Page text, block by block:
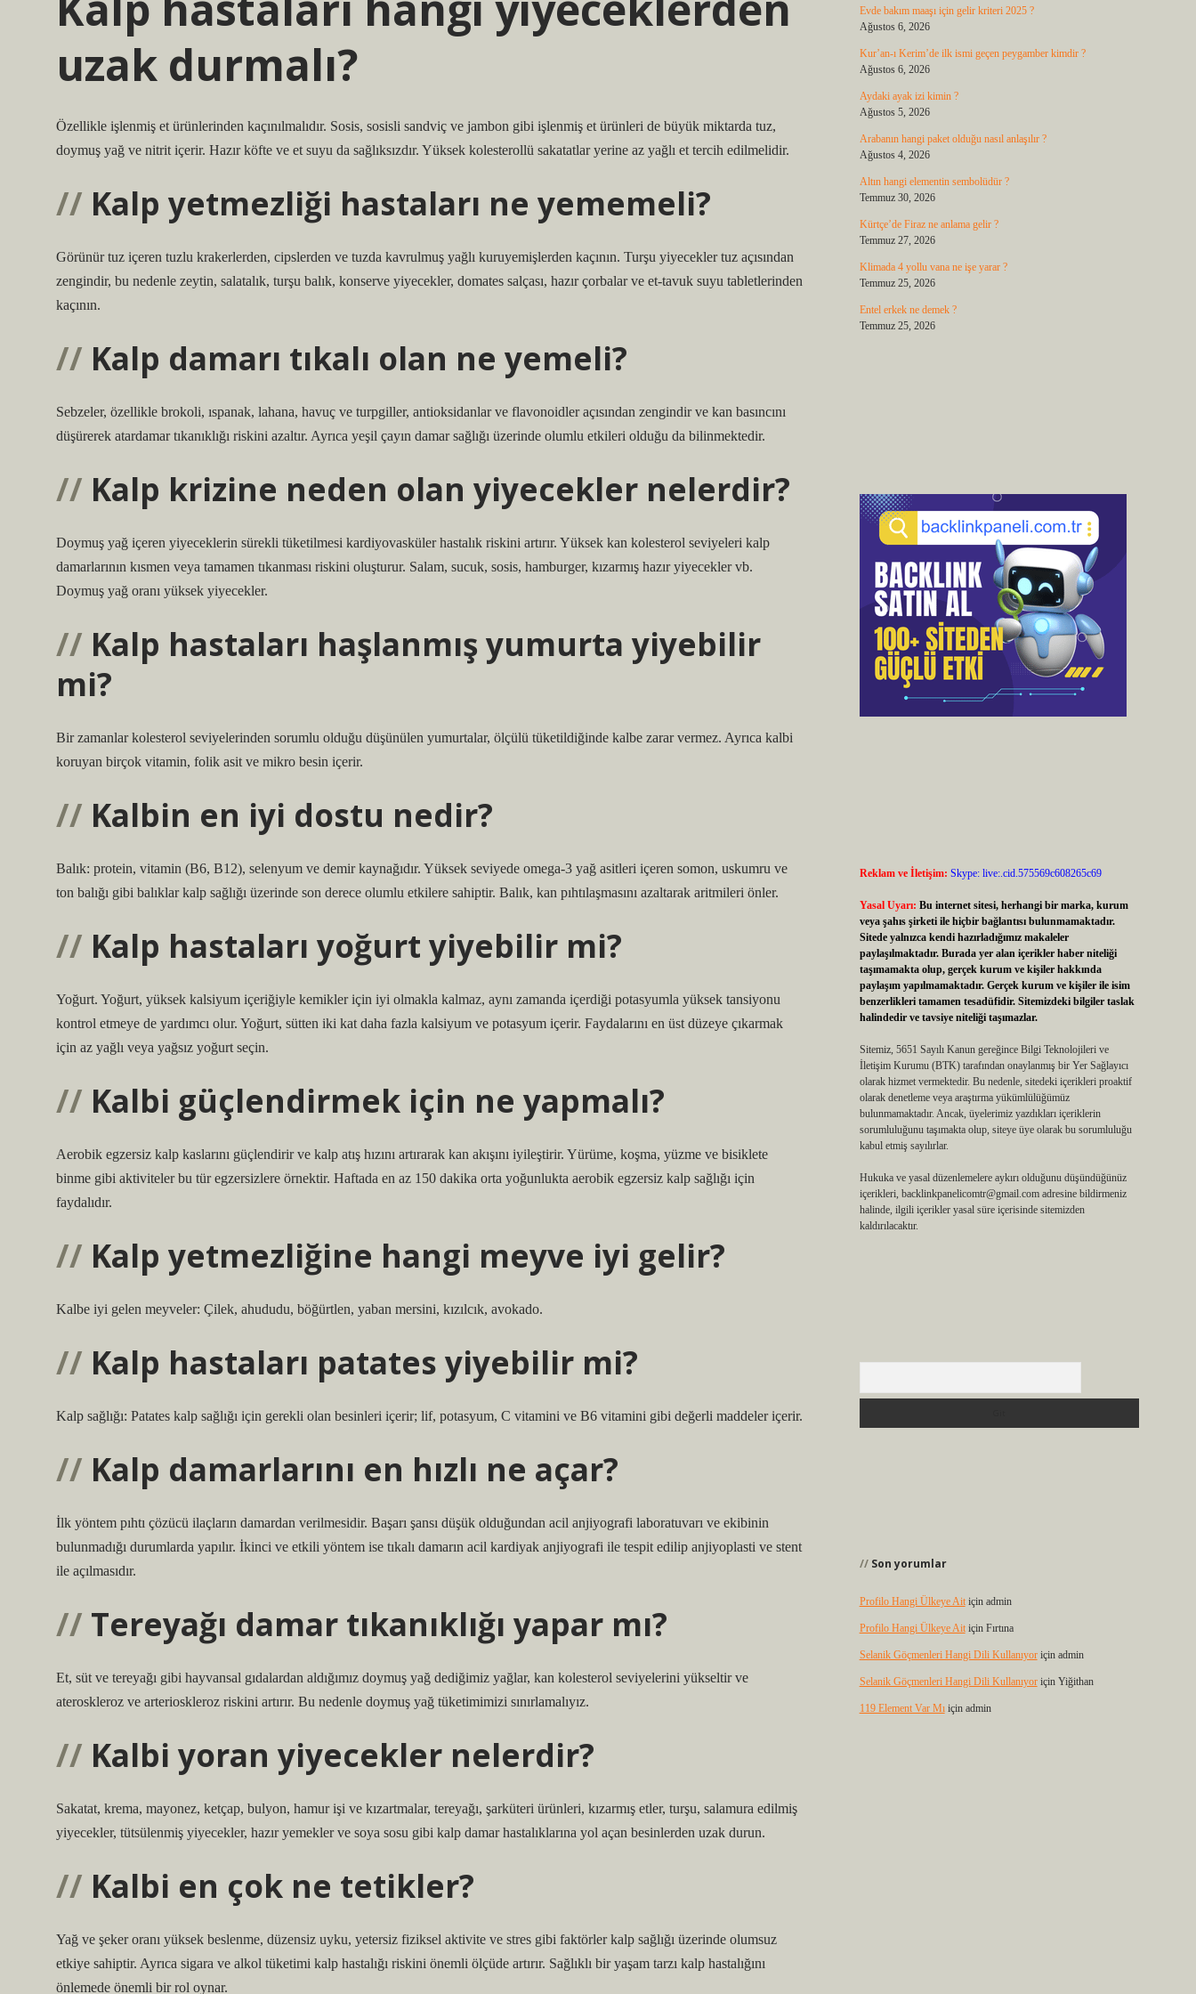
uzak durmalı?
Özellikle işlenmiş et ürünlerinden kaçınılmalıdır. Sosis, sosisli sandviç ve jambon gibi işlenmiş et ürünleri de büyük miktarda tuz,
doymuş yağ ve nitrit içerir. Hazır köfte ve et suyu da sağlıksızdır. Yüksek kolesterollü sakatatlar yerine az yağlı et tercih edilmelidir.
Kalp yetmezliği hastaları ne yememeli?
Görünür tuz içeren tuzlu krakerlerden, cipslerden ve tuzda kavrulmuş yağlı kuruyemişlerden kaçının. Turşu yiyecekler tuz açısından
zengindir, bu nedenle zeytin, salatalık, turşu balık, konserve yiyecekler, domates salçası, hazır çorbalar ve et-tavuk suyu tabletlerinden
kaçının.
Kalp damarı tıkalı olan ne yemeli?
Sebzeler, özellikle brokoli, ıspanak, lahana, havuç ve turpgiller, antioksidanlar ve flavonoidler açısından zengindir ve kan basıncını
düşürerek atardamar tıkanıklığı riskini azaltır. Ayrıca yeşil çayın damar sağlığı üzerinde olumlu etkileri olduğu da bilinmektedir.
Kalp krizine neden olan yiyecekler nelerdir?
Doymuş yağ içeren yiyeceklerin sürekli tüketilmesi kardiyovasküler hastalık riskini artırır. Yüksek kan kolesterol seviyeleri kalp
damarlarının kısmen veya tamamen tıkanması riskini oluşturur. Salam, sucuk, sosis, hamburger, kızarmış hazır yiyecekler vb.
Doymuş yağ oranı yüksek yiyecekler.
Kalp hastaları haşlanmış yumurta yiyebilir
mi?
Bir zamanlar kolesterol seviyelerinden sorumlu olduğu düşünülen yumurtalar, ölçülü tüketildiğinde kalbe zarar vermez. Ayrıca kalbi
koruyan birçok vitamin, folik asit ve mikro besin içerir.
Kalbin en iyi dostu nedir?
Balık: protein, vitamin (B6, B12), selenyum ve demir kaynağıdır. Yüksek seviyede omega-3 yağ asitleri içeren somon, uskumru ve
ton balığı gibi balıklar kalp sağlığı üzerinde son derece olumlu etkilere sahiptir. Balık, kan pıhtılaşmasını azaltarak aritmileri önler.
Kalp hastaları yoğurt yiyebilir mi?
Yoğurt. Yoğurt, yüksek kalsiyum içeriğiyle kemikler için iyi olmakla kalmaz, aynı zamanda içerdiği potasyumla yüksek tansiyonu
kontrol etmeye de yardımcı olur. Yoğurt, sütten iki kat daha fazla kalsiyum ve potasyum içerir. Faydalarını en üst düzeye çıkarmak
için az yağlı veya yağsız yoğurt seçin.
Kalbi güçlendirmek için ne yapmalı?
Aerobik egzersiz kalp kaslarını güçlendirir ve kalp atış hızını artırarak kan akışını iyileştirir. Yürüme, koşma, yüzme ve bisiklete
binme gibi aktiviteler bu tür egzersizlere örnektir. Haftada en az 150 dakika orta yoğunlukta aerobik egzersiz kalp sağlığı için
faydalıdır.
Kalp yetmezliğine hangi meyve iyi gelir?
Kalbe iyi gelen meyveler: Çilek, ahududu, böğürtlen, yaban mersini, kızılcık, avokado.
Kalp hastaları patates yiyebilir mi?
Kalp sağlığı: Patates kalp sağlığı için gerekli olan besinleri içerir; lif, potasyum, C vitamini ve B6 vitamini gibi değerli maddeler içerir.
Kalp damarlarını en hızlı ne açar?
İlk yöntem pıhtı çözücü ilaçların damardan verilmesidir. Başarı şansı düşük olduğundan acil anjiyografi laboratuvarı ve ekibinin
bulunmadığı durumlarda yapılır. İkinci ve etkili yöntem ise tıkalı damarın acil kardiyak anjiyografi ile tespit edilip anjiyoplasti ve stent
ile açılmasıdır.
Tereyağı damar tıkanıklığı yapar mı?
Et, süt ve tereyağı gibi hayvansal gıdalardan aldığımız doymuş yağ dediğimiz yağlar, kan kolesterol seviyelerini yükseltir ve
ateroskleroz ve arterioskleroz riskini artırır. Bu nedenle doymuş yağ tüketimimizi sınırlamalıyız.
Kalbi yoran yiyecekler nelerdir?
Sakatat, krema, mayonez, ketçap, bulyon, hamur işi ve kızartmalar, tereyağı, şarküteri ürünleri, kızarmış etler, turşu, salamura edilmiş
yiyecekler, tütsülenmiş yiyecekler, hazır yemekler ve soya sosu gibi kalp damar hastalıklarına yol açan besinlerden uzak durun.
Kalbi en çok ne tetikler?
Yağ ve şeker oranı yüksek beslenme, düzensiz uyku, yetersiz fiziksel aktivite ve stres gibi faktörler kalp sağlığı üzerinde olumsuz
etkiye sahiptir. Ayrıca sigara ve alkol tüketimi kalp hastalığı riskini önemli ölçüde artırır. Sağlıklı bir yaşam tarzı kalp hastalığını
önlemede önemli bir rol oynar.
Evde bakım maaşı için gelir kriteri 2025 ?
Ağustos 6, 2026
Kur’an-ı Kerim’de ilk ismi geçen peygamber kimdir ?
Ağustos 6, 2026
Aydaki ayak izi kimin ?
Ağustos 5, 2026
Arabanın hangi paket olduğu nasıl anlaşılır ?
Ağustos 4, 2026
Altın hangi elementin sembolüdür ?
Temmuz 30, 2026
Kürtçe’de Firaz ne anlama gelir ?
Temmuz 27, 2026
Klimada 4 yollu vana ne işe yarar ?
Temmuz 25, 2026
Entel erkek ne demek ?
Temmuz 25, 2026
Reklam ve İletişim: Skype: live:.cid.575569c608265c69
Yasal Uyarı: Bu internet sitesi, herhangi bir marka, kurum
veya şahıs şirketi ile hiçbir bağlantısı bulunmamaktadır.
Sitede yalnızca kendi hazırladığımız makaleler
paylaşılmaktadır. Burada yer alan içerikler haber niteliği
taşımamakta olup, gerçek kurum ve kişiler hakkında
paylaşım yapılmamaktadır. Gerçek kurum ve kişiler ile isim
benzerlikleri tamamen tesadüfidir. Sitemizdeki bilgiler taslak
halindedir ve tavsiye niteliği taşımazlar.
Sitemiz, 5651 Sayılı Kanun gereğince Bilgi Teknolojileri ve
İletişim Kurumu (BTK) tarafından onaylanmış bir Yer Sağlayıcı
olarak hizmet vermektedir. Bu nedenle, sitedeki içerikleri proaktif
olarak denetleme veya araştırma yükümlülüğümüz
bulunmamaktadır. Ancak, üyelerimiz yazdıkları içeriklerin
sorumluluğunu taşımakta olup, siteye üye olarak bu sorumluluğu
kabul etmiş sayılırlar.
Hukuka ve yasal düzenlemelere aykırı olduğunu düşündüğünüz
içerikleri, backlinkpanelicomtr@gmail.comadresine bildirmeniz
halinde, ilgili içerikler yasal süre içerisinde sitemizden
kaldırılacaktır.
Son yorumlar
Profilo Hangi Ülkeye Aitiçin admin
Profilo Hangi Ülkeye Aitiçin Fırtına
Selanik Göçmenleri Hangi Dili Kullanıyoriçin admin
Selanik Göçmenleri Hangi Dili Kullanıyoriçin Yiğithan
119 Element Var Mıiçin admin